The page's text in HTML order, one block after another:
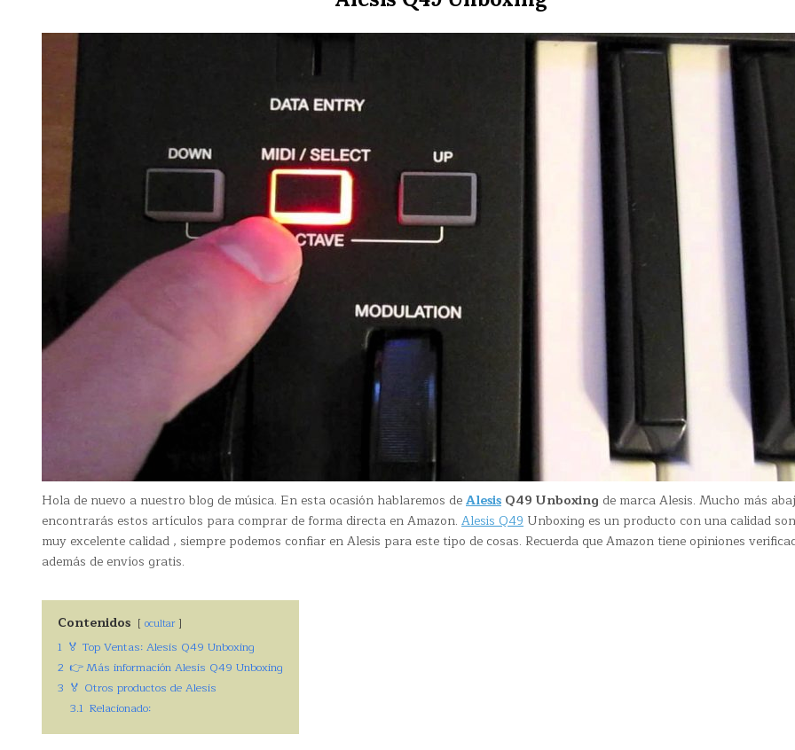
Hola de nuevo a nuestro blog de música. En esta ocasión hablaremos deAlesis Q49 Unboxing de marca Alesis. Mucho más
encontrarás estos artículos para comprar de forma directa en Amazon. Alesis Q49 Unboxing es un producto con una calidad
muy excelente calidad , siempre podemos confiar en Alesis para este tipo de cosas. Recuerda que Amazon tiene opiniones
además de envíos gratis.
Contenidos ocultar
1 🏅 Top Ventas: Alesis Q49 Unboxing
2 👉 Más información Alesis Q49 Unboxing
3 🏅 Otros productos de Alesis
3.1 Relacionado: